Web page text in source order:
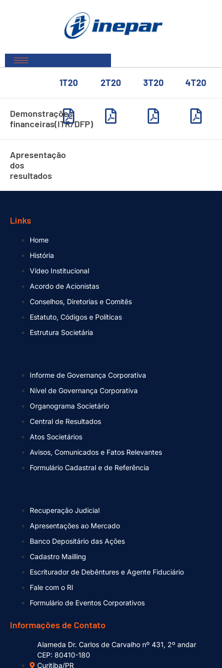
1T20 2T20 3T20 4T20
Demonstrações
financeiras(ITR/DFP)
Apresentação
dos
resultados​
Links
Home
História
Vídeo Institucional
Acordo de Acionistas
Conselhos, Diretorias e Comitês
Estatuto, Códigos e Políticas
Estrutura Societária
Informe de Governança Corporativa
Nível de Governança Corporativa
Organograma Societário
Central de Resultados
Atos Societários
Avisos, Comunicados e Fatos Relevantes
Formulário Cadastral e de Referência
Recuperação Judicial
Apresentações ao Mercado
Banco Depositário das Ações
Cadastro Mailling
Escriturador de Debêntures e Agente Fiduciário
Fale com o RI
Formulário de Eventos Corporativos
Informações de Contato
Alameda Dr. Carlos de Carvalho nº 431, 2º andar
CEP: 80410-180
Curitiba/PR